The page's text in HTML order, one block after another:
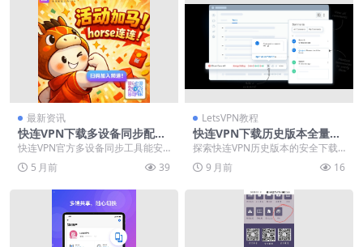
最新资讯
快连VPN下载多设备同步配置
文件迁移工具
快连VPN官方多设备同步工具能安
全高效地迁移配置，解决多设备重
复设置的烦恼。该工...
5 月前 39
LetsVPN教程
快连VPN下载历史版本全量归
档
探索快连VPN历史版本的安全下载
与使用指南，帮助用户解决兼容性
问题或找回经典功能...
9 月前 16